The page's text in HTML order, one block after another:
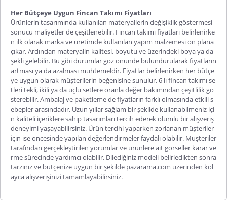
Her Bütçeye Uygun Fincan Takımı Fiyatları
Ürünlerin tasarımında kullanılan materyallerin değişiklik göstermesi
sonucu maliyetler de çeşitlenebilir. Fincan takımı fiyatları belirlenirke
n ilk olarak marka ve üretimde kullanılan yapım malzemesi ön plana
çıkar. Ardından materyalin kalitesi, boyutu ve üzerindeki boya ya da
şekli gelebilir. Bu gibi durumlar göz önünde bulundurularak fiyatların
artması ya da azalması muhtemeldir. Fiyatlar belirlenirken her bütçe
ye uygun olarak müşterilerin beğenisine sunulur.6 lı fincan takımıse
tleri tekli, ikili ya da üçlü setlere oranla değer bakımından çeşitlilik gö
sterebilir. Ambalaj ve paketleme de fiyatların farklı olmasında etkili s
ebepler arasındadır. Uzun yıllar sağlam bir şekilde kullanabilmeniz içi
n kaliteli içeriklere sahip tasarımları tercih ederek olumlu bir alışveriş
deneyimi yaşayabilirsiniz. Ürün tercihi yaparken zorlanan müşteriler
için ise öncesinde yapılan değerlendirmeler faydalı olabilir. Müşteriler
tarafından gerçekleştirilen yorumlar ve ürünlere ait görseller karar ve
rme sürecinde yardımcı olabilir. Dilediğiniz modeli belirledikten sonra
tarzınız ve bütçenize uygun bir şekilde pazarama.com üzerinden kol
ayca alışverişinizi tamamlayabilirsiniz.